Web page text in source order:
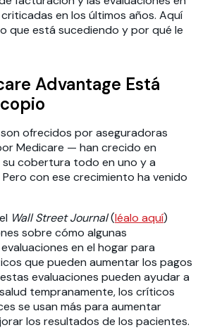
en los últimos años. Aquí
que está sucediendo y por qué le
Advantage Está
ofrecidos por aseguradoras
Medicare — han crecido en
cobertura todo en uno y a
con ese crecimiento ha venido
Wall Street Journal(léalo aquí)
sobre cómo algunas
en el hogar para
que pueden aumentar los pagos
evaluaciones pueden ayudar a
tempranamente, los críticos
se usan más para aumentar
los resultados de los pacientes.